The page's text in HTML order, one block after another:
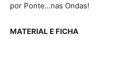
por Ponte…nas Ondas!
MATERIAL E FICHA